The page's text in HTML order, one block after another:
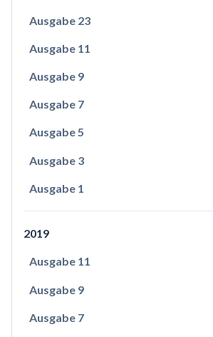
Ausgabe 23
Ausgabe 11
Ausgabe 9
Ausgabe 7
Ausgabe 5
Ausgabe 3
Ausgabe 1
2019
Ausgabe 11
Ausgabe 9
Ausgabe 7